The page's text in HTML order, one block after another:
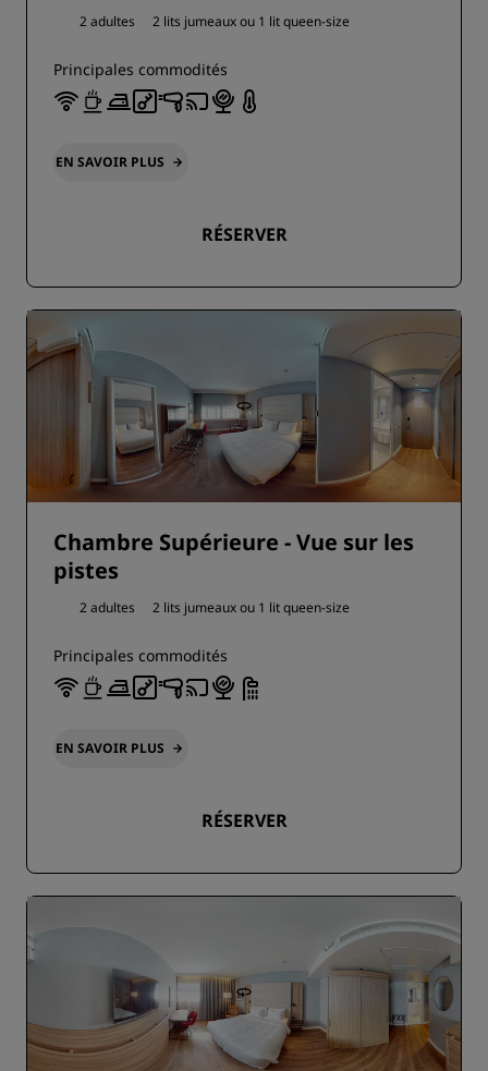
2 adultes 2 lits jumeaux ou 1 lit queen-size
Principales commodités
EN SAVOIR PLUS
RÉSERVER
Chambre Supérieure - Vue sur les
pistes
2 adultes 2 lits jumeaux ou 1 lit queen-size
Principales commodités
EN SAVOIR PLUS
RÉSERVER